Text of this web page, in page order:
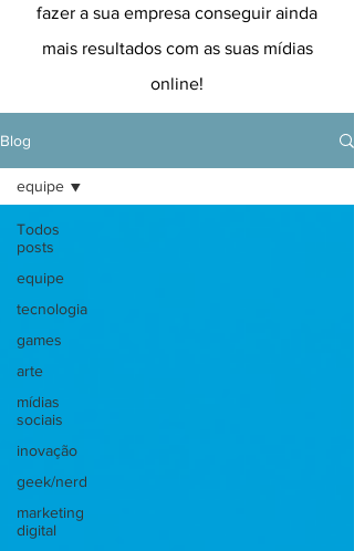
fazer a sua empresa conseguir ainda
mais resultados com as suas mídias
online!
Blog
Todos
posts
equipe
tecnologia
games
arte
mídias
sociais
inovação
geek/nerd
marketing
digital
equipe